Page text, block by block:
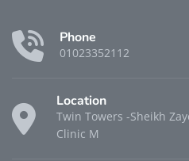
Phone
01023352112
Location
Twin Towers -Sheikh
Clinic M